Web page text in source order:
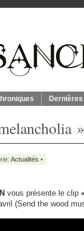
»
Actualités •
vous présente le clip
(Send the wood